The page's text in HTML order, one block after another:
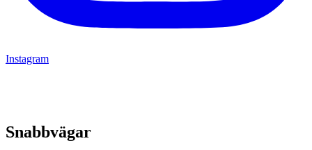
Instagram
Snabbvägar